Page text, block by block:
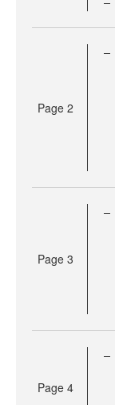
Page 2
Page 3
Page 4